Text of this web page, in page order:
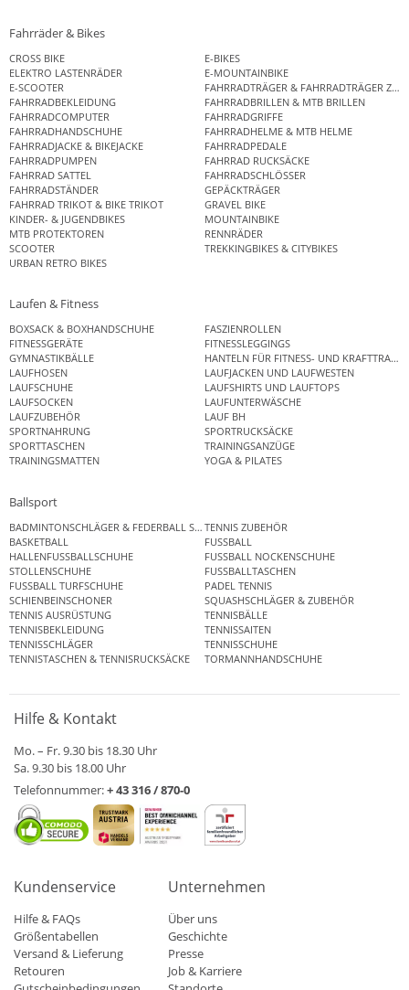
Fahrräder & Bikes
CROSS BIKE
E-BIKES
ELEKTRO LASTENRÄDER
E-MOUNTAINBIKE
E-SCOOTER
FAHRRADTRÄGER & FAHRRADTRÄGER
FAHRRADBEKLEIDUNG
FAHRRADBRILLEN & MTB BRILLEN
FAHRRADCOMPUTER
FAHRRADGRIFFE
FAHRRADHANDSCHUHE
FAHRRADHELME & MTB HELME
FAHRRADJACKE & BIKEJACKE
FAHRRADPEDALE
FAHRRADPUMPEN
FAHRRAD RUCKSÄCKE
FAHRRAD SATTEL
FAHRRADSCHLÖSSER
FAHRRADSTÄNDER
GEPÄCKTRÄGER
FAHRRAD TRIKOT & BIKE TRIKOT
GRAVEL BIKE
KINDER- & JUGENDBIKES
MOUNTAINBIKE
MTB PROTEKTOREN
RENNRÄDER
SCOOTER
TREKKINGBIKES & CITYBIKES
URBAN RETRO BIKES
Laufen & Fitness
BOXSACK & BOXHANDSCHUHE
FASZIENROLLEN
FITNESSGERÄTE
FITNESSLEGGINGS
GYMNASTIKBÄLLE
HANTELN FÜR FITNESS- UND
LAUFHOSEN
LAUFJACKEN UND LAUFWESTEN
LAUFSCHUHE
LAUFSHIRTS UND LAUFTOPS
LAUFSOCKEN
LAUFUNTERWÄSCHE
LAUFZUBEHÖR
LAUF BH
SPORTNAHRUNG
SPORTRUCKSÄCKE
SPORTTASCHEN
TRAININGSANZÜGE
TRAININGSMATTEN
YOGA & PILATES
Ballsport
BADMINTONSCHLÄGER & FEDERBALL SETSTENNIS ZUBEHÖR
BASKETBALL
FUSSBALL
HALLENFUSSBALLSCHUHE
FUSSBALL NOCKENSCHUHE
STOLLENSCHUHE
FUSSBALLTASCHEN
FUSSBALL TURFSCHUHE
PADEL TENNIS
SCHIENBEINSCHONER
SQUASHSCHLÄGER & ZUBEHÖR
TENNIS AUSRÜSTUNG
TENNISBÄLLE
TENNISBEKLEIDUNG
TENNISSAITEN
TENNISSCHLÄGER
TENNISSCHUHE
TENNISTASCHEN & TENNISRUCKSÄCKE
TORMANNHANDSCHUHE
Hilfe & Kontakt
Mo. – Fr. 9.30 bis 18.30 Uhr
Sa. 9.30 bis 18.00 Uhr
Telefonnummer:+ 43 316 / 870-0
Kundenservice
Hilfe & FAQs
Größentabellen
Versand & Lieferung
Retouren
Unternehmen
Über uns
Geschichte
Presse
Job & Karriere